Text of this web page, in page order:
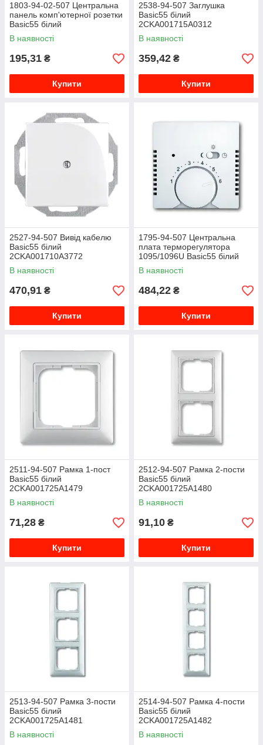
1803-94-02-507 Центральна
панель комп'ютерної розетки
Basic55 білий
2CKA001753A0095
В наявності
195,31 ₴
Купити
2538-94-507 Заглушка
Basic55 білий
2CKA001715A0312
В наявності
359,42 ₴
Купити
2527-94-507 Вивід кабелю
Basic55 білий
2CKA001710A3772
В наявності
470,91 ₴
Купити
1795-94-507 Центральна
плата терморегулятора
1095/1096U Basic55 білий
2CKA001710A3867
В наявності
484,22 ₴
Купити
2511-94-507 Рамка 1-пост
Basic55 білий
2CKA001725A1479
В наявності
71,28 ₴
Купити
2512-94-507 Рамка 2-пости
Basic55 білий
2CKA001725A1480
В наявності
91,10 ₴
Купити
2513-94-507 Рамка 3-пости
Basic55 білий
2CKA001725A1481
В наявності
2514-94-507 Рамка 4-пости
Basic55 білий
2CKA001725A1482
В наявності